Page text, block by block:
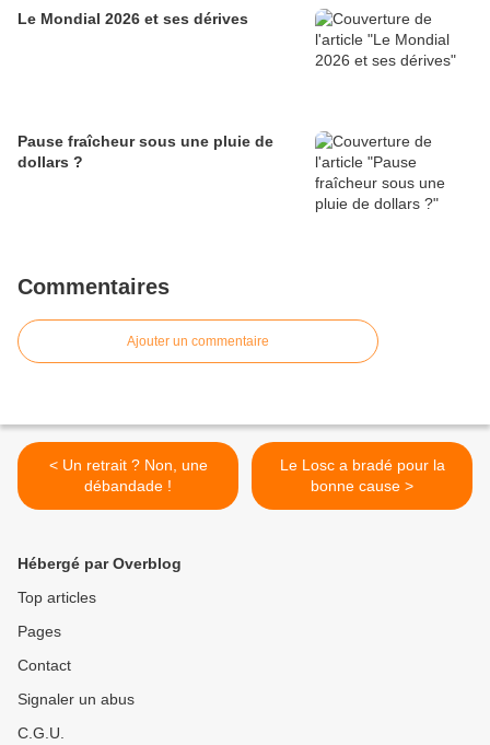
Le Mondial 2026 et ses dérives
Pause fraîcheur sous une pluie de
dollars ?
Commentaires
Ajouter un commentaire
< Un retrait ? Non, une
débandade !
Le Losc a bradé pour la
bonne cause >
Hébergé par Overblog
Top articles
Pages
Contact
Signaler un abus
C.G.U.